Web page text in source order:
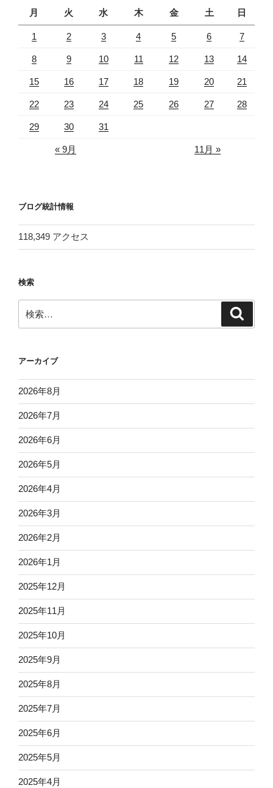
月
火 水 木 金 土 日
1 2 3 4 5 6 7
8 9 10 11 12 13 14
15 16 17 18 19 20 21
22 23 24 25 26 27 28
29 30 31
« 9月 11月 »
ブログ統計情報
118,349 アクセス
検索
索:
アーカイブ
2026年8月
2026年7月
2026年6月
2026年5月
2026年4月
2026年3月
2026年2月
2026年1月
2025年12月
2025年11月
2025年10月
2025年9月
2025年8月
2025年7月
2025年6月
2025年5月
2025年4月